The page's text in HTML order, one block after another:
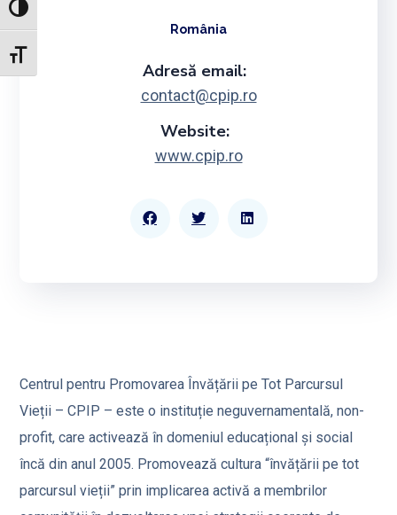
TOGGLE HIGH CONTRAST
TOGGLE FONT SIZE
România
Adresă email:
contact@cpip.ro
Website:
www.cpip.ro
Centrul pentru Promovarea Învățării pe Tot Parcursul
Vieții – CPIP – este o instituție neguvernamentală, non-
profit, care activează în domeniul educațional și social
încă din anul 2005. Promovează cultura “învățării pe tot
parcursul vieții” prin implicarea activă a membrilor